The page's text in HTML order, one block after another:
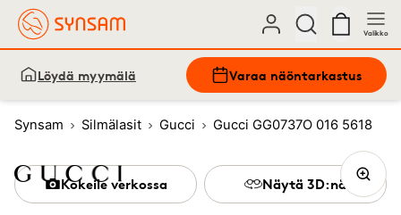
Valikko
Löydä myymälä Varaa näöntarkastus
Synsam Silmälasit Gucci Gucci GG0737O 016 5618
Kokeile verkossa Näytä 3D:nä